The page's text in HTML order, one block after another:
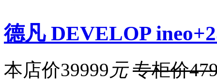
德凡 DEVELOP
本店价39999 元 专柜价